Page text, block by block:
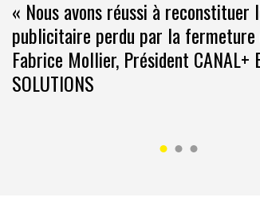
le code INFPNP18.
« Nous avons réussi à reconstituer
publicitaire perdu par la fermeture
Fabrice Mollier, Président CANAL+
SOLUTIONS